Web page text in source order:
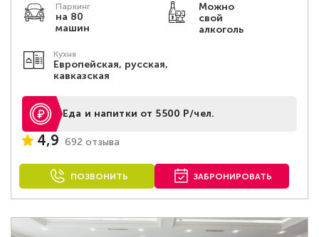
Паркинг
на 80
машин
Можно
свой
алкоголь
Кухня
Европейская, русская,
кавказская
Еда и напитки от 5500 Р/чел.
4,9 692 отзыва
ПОЗВОНИТЬ ЗАБРОНИРОВАТЬ